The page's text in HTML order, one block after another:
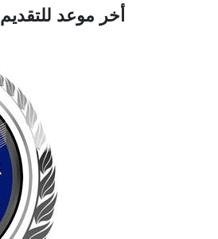
أخر موعد للتقديم 20 مايو ٢٠٢٦.